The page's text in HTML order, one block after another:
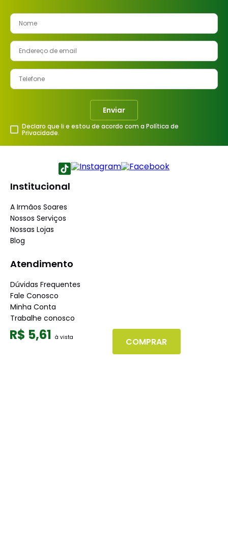
R$ 5,61 COMPRAR
Enviar
Declaro que li e estou de acordo com a Política de
Privacidade.
Institucional
A Irmãos Soares
Nossos Serviços
Nossas Lojas
Blog
Atendimento
Dúvidas Frequentes
Fale Conosco
Minha Conta
Trabalhe conosco
Seja nosso fornecedor